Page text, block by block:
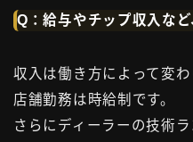
Q：給与やチップ収入な
収入は働き方によって変
店舗勤務は時給制です。
さらにディーラーの技術